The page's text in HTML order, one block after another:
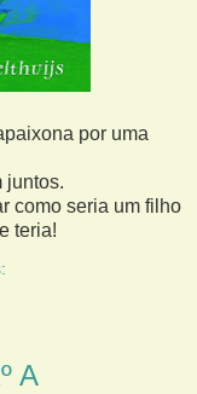
por uma
juntos.
como seria um filho
teria!
A